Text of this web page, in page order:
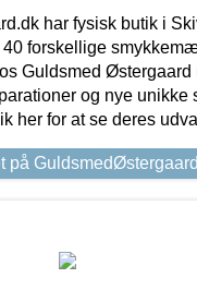
har fysisk butik i
forskellige
Guldsmed Østergaard
og nye unikke
her for at se deres
på